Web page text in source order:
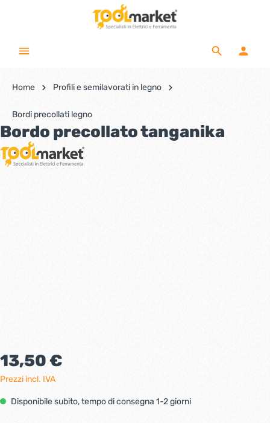
Home Profili e semilavorati in legno
Bordi precollati legno
Bordo precollato tanganika
13,50 €
Prezzi incl. IVA
Disponibile subito, tempo di consegna 1-2 giorni